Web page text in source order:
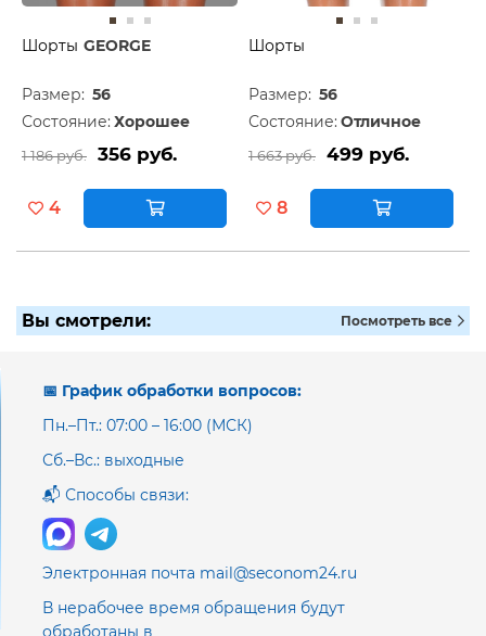
Шорты GEORGE
Размер: 56
Состояние: Хорошее
1 186 руб. 356 руб.
4
Шорты
Размер: 56
Состояние: Отличное
1 663 руб. 499 руб.
8
Вы смотрели: Посмотреть все
📅 График обработки вопросов:
Пн.–Пт.: 07:00 – 16:00 (МСК)
Сб.–Вс.: выходные
📬 Способы связи:
Электронная почта mail@seconom24.ru
В нерабочее время обращения будут
обработаны в